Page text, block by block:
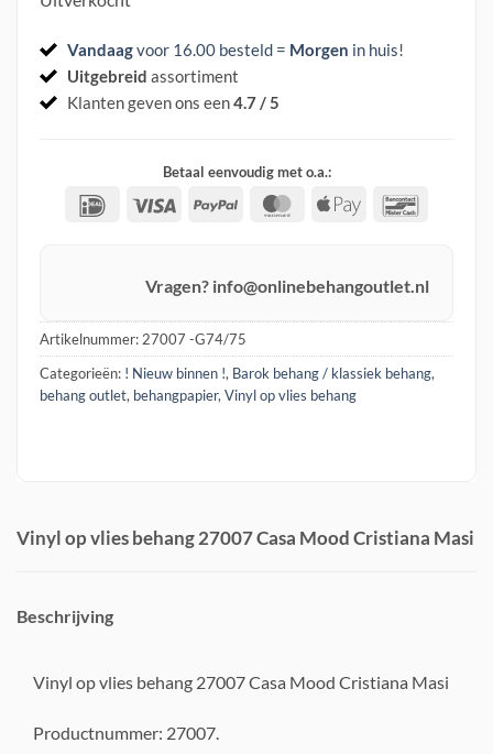
Vandaagvoor 16.00 besteld = Morgen in huis!
Uitgebreid assortiment
Klanten geven ons een4.7 / 5
Betaal eenvoudig met o.a.:
IDeal Visa PayPal MasterCard
Apple
Vragen? info@onlinebehangoutlet.nl
Artikelnummer: 27007 -G74/75
Categorieën: ! Nieuw binnen !, Barok behang / klassiek behang,
behang outlet, behangpapier, Vinyl op vlies behang
Vinyl op vlies behang 27007 Casa Mood Cristiana Masi
Beschrijving
Vinyl op vlies behang 27007 Casa Mood Cristiana Masi
Productnummer: 27007.